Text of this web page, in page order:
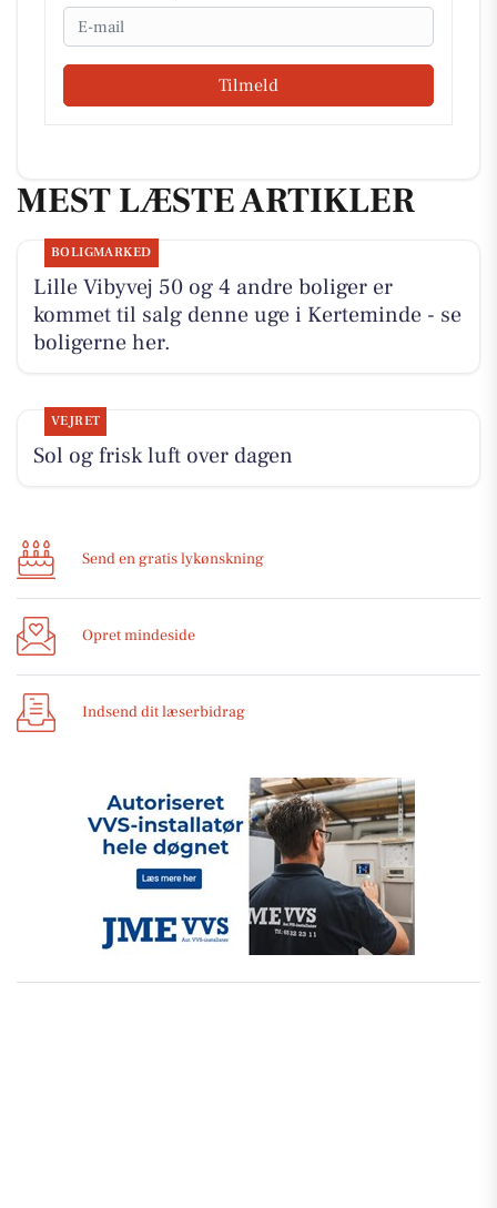
Email
Tilmeld
MEST LÆSTE ARTIKLER
BOLIGMARKED
Lille Vibyvej 50 og 4 andre boliger er
kommet til salg denne uge i Kerteminde - se
boligerne her.
VEJRET
Sol og frisk luft over dagen
Send en gratis lykønskning
Opret mindeside
Indsend dit læserbidrag